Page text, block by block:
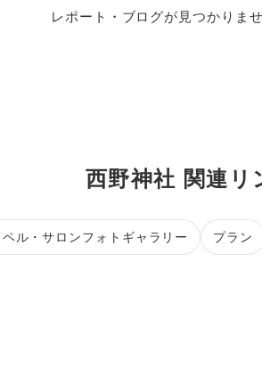
レポート・ブログが見つかりませ
西野神社 関連リ
ル・サロンフォトギャラリー プラン